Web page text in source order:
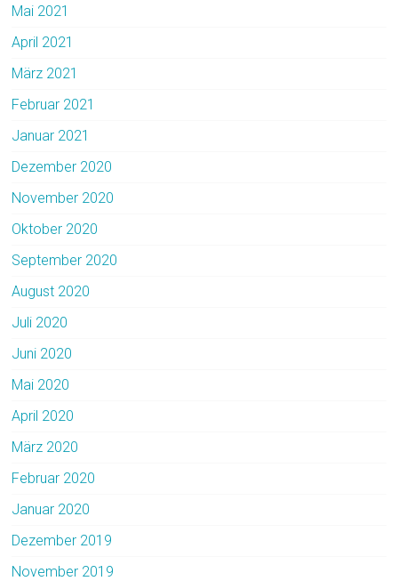
Mai 2021
April 2021
März 2021
Februar 2021
Januar 2021
Dezember 2020
November 2020
Oktober 2020
September 2020
August 2020
Juli 2020
Juni 2020
Mai 2020
April 2020
März 2020
Februar 2020
Januar 2020
Dezember 2019
November 2019